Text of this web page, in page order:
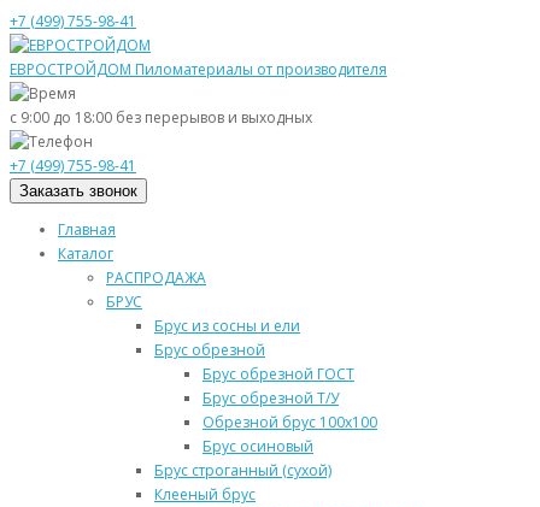
+7 (499) 755-98-41
ЕВРОСТРОЙДОМ Пиломатериалы от производителя
с 9:00 до 18:00 без перерывов и выходных
+7 (499) 755-98-41
Заказать звонок
Главная
Каталог
РАСПРОДАЖА
БРУС
Брус из сосны и ели
Брус обрезной
Брус обрезной ГОСТ
Брус обрезной Т/У
Обрезной брус 100х100
Брус осиновый
Брус строганный (сухой)
Клееный брус